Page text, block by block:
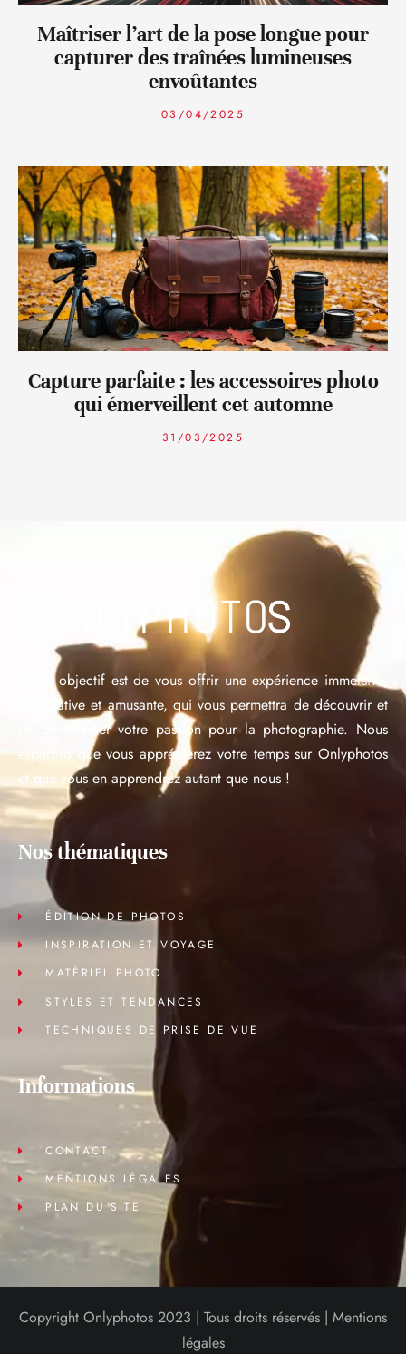
Maîtriser l’art de la pose longue pour
capturer des traînées lumineuses
envoûtantes
03/04/2025
Capture parfaite : les accessoires photo
qui émerveillent cet automne
31/03/2025
Notre objectif est de vous offrir une expérience immersive,
informative et amusante, qui vous permettra de découvrir et
de développer votre passion pour la photographie. Nous
espérons que vous apprécierez votre temps sur Onlyphotos
et que vous en apprendrez autant que nous !
Nos thématiques
ÉDITION DE PHOTOS
INSPIRATION ET VOYAGE
MATÉRIEL PHOTO
STYLES ET TENDANCES
TECHNIQUES DE PRISE DE VUE
Informations
CONTACT
MENTIONS LÉGALES
PLAN DU SITE
Copyright Onlyphotos 2023 | Tous droits réservés | Mentions
légales